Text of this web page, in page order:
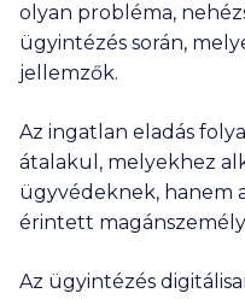
olyan probléma,
ügyintézés során,
jellemzők.
Az ingatlan eladás
átalakul, melyekhez
ügyvédeknek, hanem
érintett
Az ügyintézés